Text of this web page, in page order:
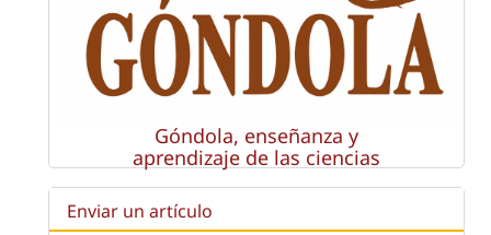
Góndola, enseñanza y
aprendizaje de las ciencias
Enviar un artículo